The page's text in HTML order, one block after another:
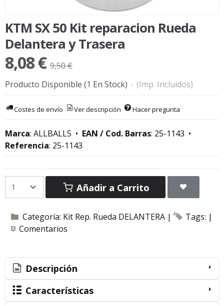
KTM SX 50 Kit reparacion Rueda
Delantera y Trasera
8,08 € 9,50 €
Producto Disponible (1 En Stock) - (Imp. Incluidos)
Costes de envío Ver descripción Hacer pregunta
Marca: ALLBALLS • EAN / Cod. Barras: 25-1143 •
Referencia: 25-1143
Añadir a Carrito
Categoría: Kit Rep. Rueda DELANTERA | Tags: |
Comentarios
Descripción
Características